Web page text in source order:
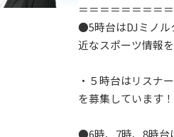
＝＝＝＝＝＝＝＝
●5時台はDJミノル
近なスポーツ情報
・５時台はリスナ
を募集しています！
●6時、7時、8時台